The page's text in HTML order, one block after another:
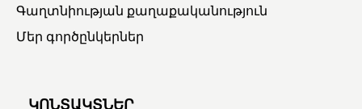
Գաղտնիության քաղաքականություն
Մեր գործընկերներ
ԿՈՆՏԱԿՏՆԵՐ